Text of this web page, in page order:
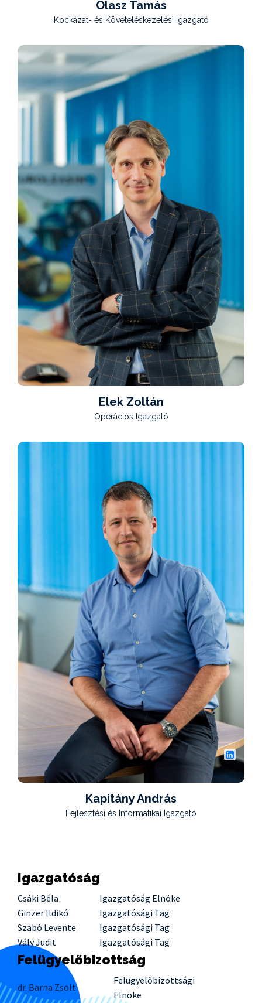
Olasz Tamás
Kockázat- és Követeléskezelési Igazgató
Elek Zoltán
Operációs Igazgató
Kapitány András
Fejlesztési és Informatikai Igazgató
Igazgatóság
Csáki Béla
Igazgatóság Elnöke
Ginzer Ildikó
Igazgatósági Tag
Szabó Levente
Igazgatósági Tag
Vály Judit
Igazgatósági Tag
Felügyelőbizottság
dr. Barna Zsolt
Felügyelőbizottsági
Elnöke